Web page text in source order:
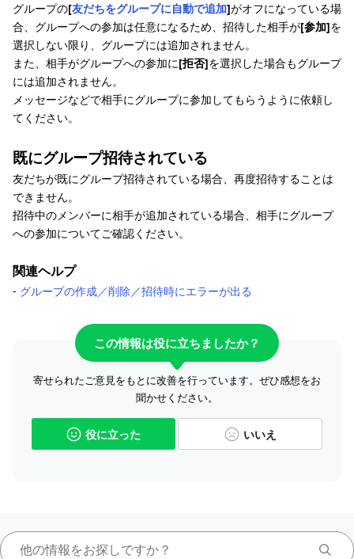
グループの[友だちをグループに自動で追加]がオフになっている場
合、グループへの参加は任意になるため、招待した相手が[参加]を
選択しない限り、グループには追加されません。
また、相手がグループへの参加に[拒否]を選択した場合もグループ
には追加されません。
メッセージなどで相手にグループに参加してもらうように依頼し
てください。
既にグループ招待されている
友だちが既にグループ招待されている場合、再度招待することは
できません。
招待中のメンバーに相手が追加されている場合、相手にグループ
への参加についてご確認ください。
関連ヘルプ
- グループの作成／削除／招待時にエラーが出る
この情報は役に立ちましたか？
寄せられたご意見をもとに改善を行っています。ぜひ感想をお
聞かせください。
役に立った いいえ